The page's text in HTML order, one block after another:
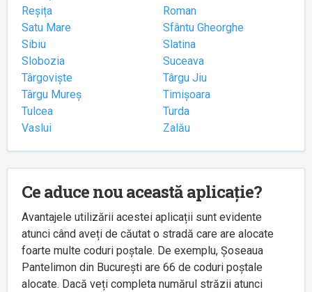
Reșița
Roman
Satu Mare
Sfântu Gheorghe
Sibiu
Slatina
Slobozia
Suceava
Târgoviște
Târgu Jiu
Târgu Mureș
Timișoara
Tulcea
Turda
Vaslui
Zalău
Ce aduce nou această aplicație?
Avantajele utilizării acestei aplicații sunt evidente
atunci când aveți de căutat o stradă care are alocate
foarte multe coduri poștale. De exemplu, Șoseaua
Pantelimon din București are 66 de coduri poștale
alocate. Dacă veți completa numărul străzii atunci